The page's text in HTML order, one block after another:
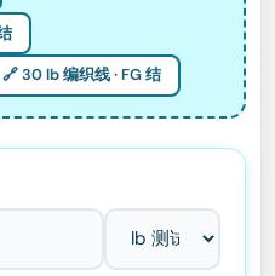
🔗 30 lb 编织线 · FG 结